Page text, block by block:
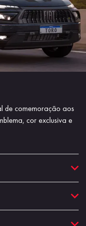
de comemoração aos
cor exclusiva e